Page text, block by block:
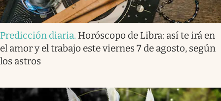
Predicción diaria. Horóscopo de Libra: así te irá en
el amor y el trabajo este viernes 7 de agosto, según
los astros